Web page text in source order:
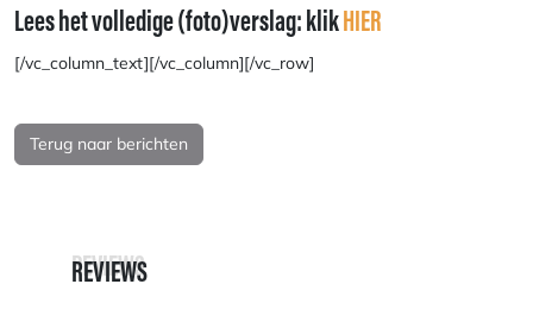
Lees het volledige (foto)verslag: klikHIER
[/vc_column_text][/vc_column][/vc_row]
Terug naar berichten
REVIEWS
REVIEWS